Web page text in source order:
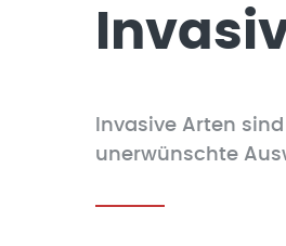
Invasive Arten
unerwünschte